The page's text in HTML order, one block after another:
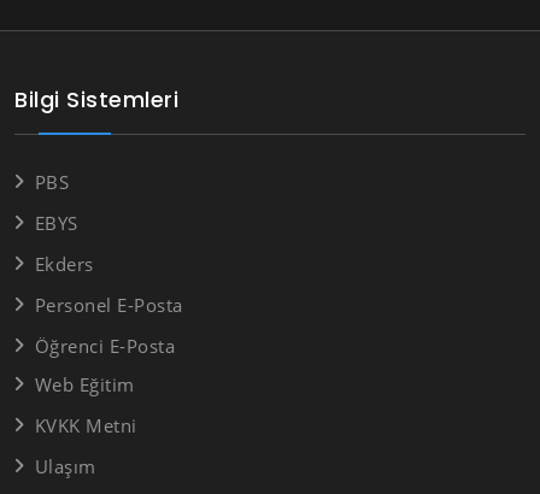
Bilgi Sistemleri
PBS
EBYS
Ekders
Personel E-Posta
Öğrenci E-Posta
Web Eğitim
KVKK Metni
Ulaşım